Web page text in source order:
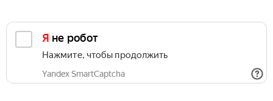
Я не робот
Нажмите, чтобы продолжить
Yandex SmartCaptcha